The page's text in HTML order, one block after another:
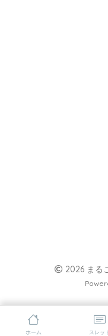
2026 まる
ホーム スレッ